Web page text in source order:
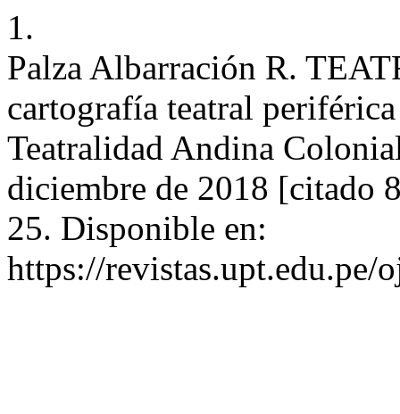
1.
Palza Albarración R.
cartografía teatral
Teatralidad Andina
diciembre de 2018 [citado
25. Disponible en:
https://